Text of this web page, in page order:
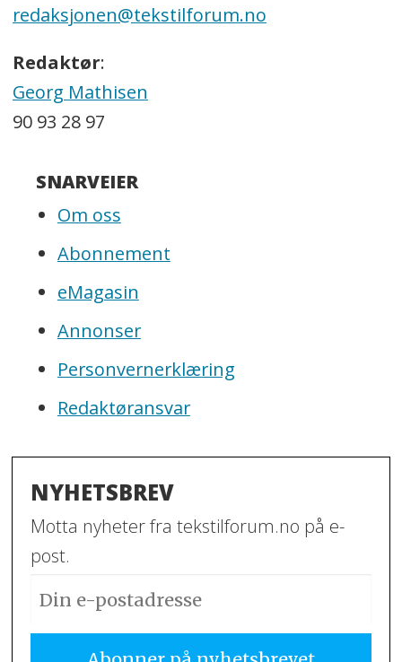
redaksjonen@tekstilforum.no
Redaktør:
Georg Mathisen
90 93 28 97
SNARVEIER
Om oss
Abonnement
eMagasin
Annonser
Personvernerklæring
Redaktøransvar
NYHETSBREV
Motta nyheter fra tekstilforum.no på e-
post.